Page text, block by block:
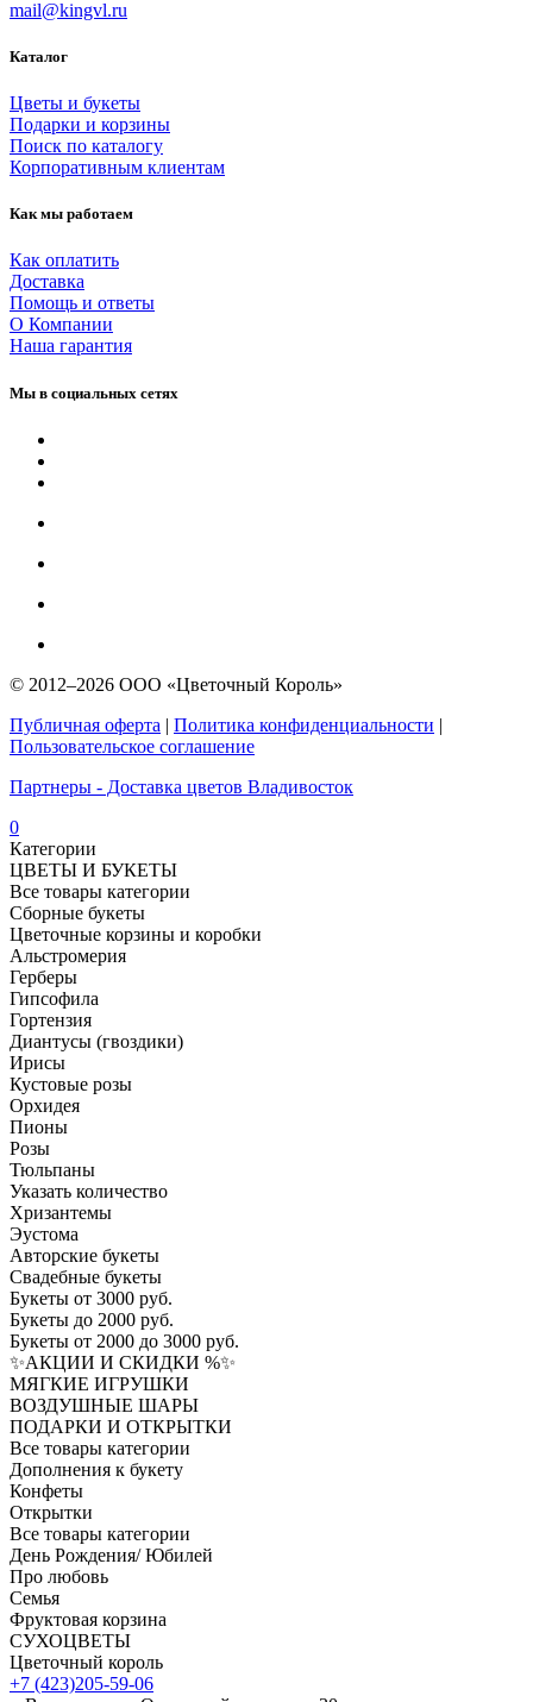
mail@kingvl.ru
Каталог
Цветы и букеты
Подарки и корзины
Поиск по каталогу
Корпоративным клиентам
Как мы работаем
Как оплатить
Доставка
Помощь и ответы
О Компании
Наша гарантия
Мы в социальных сетях
© 2012–2026 ООО «Цветочный Король»
Публичная оферта | Политика конфиденциальности |
Пользовательское соглашение
Партнеры - Доставка цветов Владивосток
0
Категории
ЦВЕТЫ И БУКЕТЫ
Все товары категории
Сборные букеты
Цветочные корзины и коробки
Альстромерия
Герберы
Гипсофила
Гортензия​
Диантусы (гвоздики)
Ирисы
Кустовые розы
Орхидея
Пионы
Розы
Тюльпаны
Указать количество
Хризантемы
Эустома
Авторские букеты
Свадебные букеты
Букеты от 3000 руб.
Букеты до 2000 руб.
Букеты от 2000 до 3000 руб.
✨АКЦИИ И СКИДКИ %✨
МЯГКИЕ ИГРУШКИ
ВОЗДУШНЫЕ ШАРЫ
ПОДАРКИ И ОТКРЫТКИ
Все товары категории
Дополнения к букету
Конфеты
Открытки
Все товары категории
День Рождения/ Юбилей
Про любовь
Семья
Фруктовая корзина
СУХОЦВЕТЫ
Цветочный король
+7 (423)205-59-06